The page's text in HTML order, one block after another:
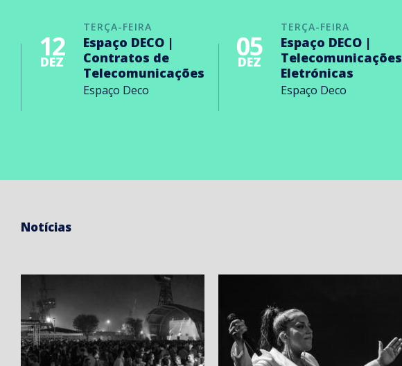
TERÇA-FEIRA
12
DEZ
Espaço DECO |
Contratos de
Telecomunicações
Espaço Deco
TERÇA-FEIRA
05
DEZ
Espaço DECO |
Telecomunicações
Eletrónicas
Espaço Deco
Notícias